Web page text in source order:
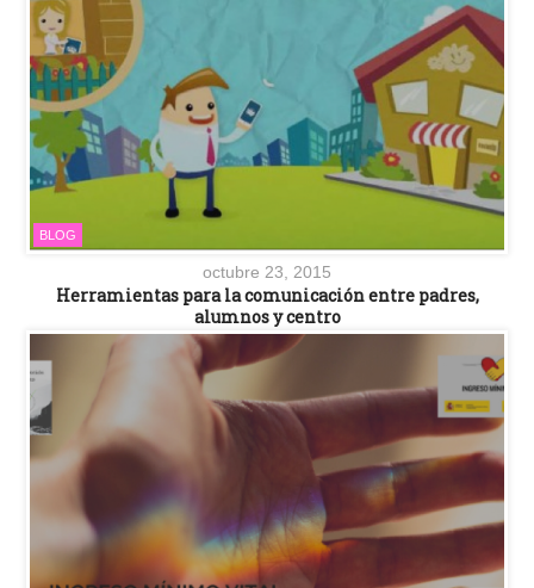
BLOG
octubre 23, 2015
Herramientas para la comunicación entre padres,
alumnos y centro